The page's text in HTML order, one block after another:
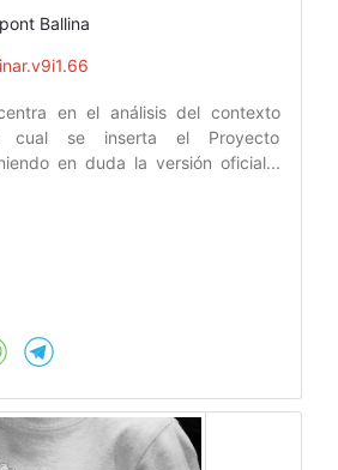
Ballina
en el análisis del contexto
cual se inserta el Proyecto
en duda la versión oficial...